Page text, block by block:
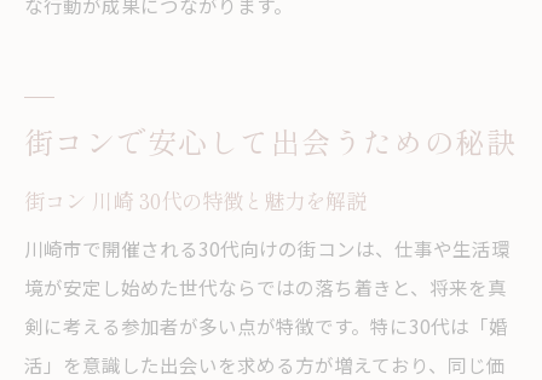
な行動が成果につながります。
街コンで安心して出会うための秘訣
街コン 川崎 30代の特徴と魅力を解説
川崎市で開催される30代向けの街コンは、仕事や生活環
境が安定し始めた世代ならではの落ち着きと、将来を真
剣に考える参加者が多い点が特徴です。特に30代は「婚
活」を意識した出会いを求める方が増えており、同じ価